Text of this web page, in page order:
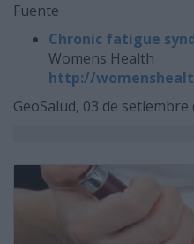
Fuente
Chronic fatigue
Womens Health
http://
GeoSalud, 03 de setiembre